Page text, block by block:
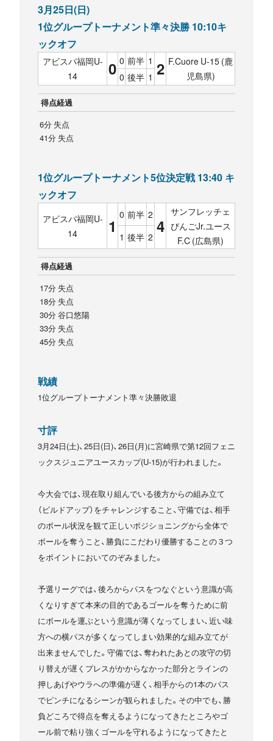
3月25日(日)
1位グループトーナメント準々決勝 10:10キ
ックオフ
アビスパ福岡U-
14
0 0 前半 1 2 F.Cuore U-15 (鹿
児島県)
0 後半 1
得点経過
6分 失点
41分 失点
1位グループトーナメント5位決定戦 13:40 キ
ックオフ
アビスパ福岡U-
14
1
0 前半 2
4
サンフレッチェ
びんごJr.ユース
F.C (広島県)
1 後半 2
得点経過
17分 失点
18分 失点
30分 谷口悠陽
33分 失点
45分 失点
戦績
1位グループトーナメント準々決勝敗退
寸評
3月24日(土)、25日(日)、26日(月)に宮崎県で第12回フェニ
ックスジュニアユースカップ(U-15)が行われました。
今大会では、現在取り組んでいる後方からの組み立て
（ビルドアップ）をチャレンジすること、守備では、相手
のボール状況を観て正しいポジショニングから全体で
ボールを奪うこと、勝負にこだわり優勝することの３つ
をポイントにおいてのぞみました。
予選リーグでは、後ろからパスをつなぐという意識が高
くなりすぎて本来の目的であるゴールを奪うために前
にボールを運ぶという意識が薄くなってしまい、近い味
方への横パスが多くなってしまい効果的な組み立てが
出来ませんでした。守備では、奪われたあとの攻守の切
り替えが遅くプレスがかからなかった部分とラインの
押しあげやウラへの準備が遅く、相手からの1本のパス
でピンチになるシーンが観られました。その中でも、勝
負どころで得点を奪えるようになってきたところやゴ
ール前で粘り強くゴールを守れるようになってきたと